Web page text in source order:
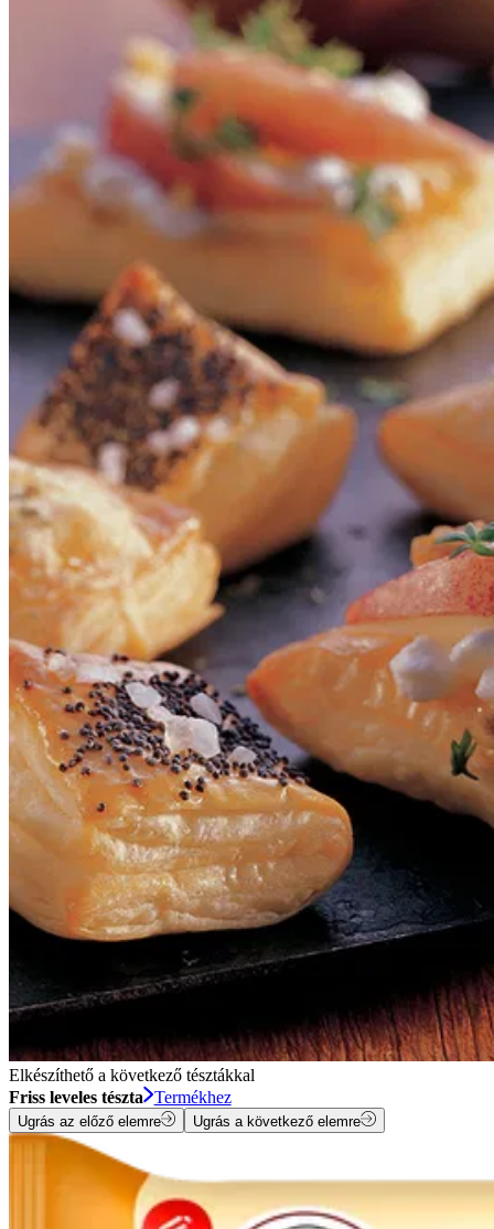
Elkészíthető a következő tésztákkal
Friss leveles tészta
Termékhez
Ugrás az előző elemre Ugrás a következő elemre